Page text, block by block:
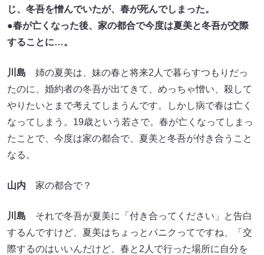
じ、冬吾を憎んでいたが、春が死んでしまった。
●春が亡くなった後、家の都合で今度は夏美と冬吾が交際
することに…。
川島 姉の夏美は、妹の春と将来2人で暮らすつもりだっ
たのに、婚約者の冬吾が出てきて、めっちゃ憎い、殺して
やりたいとまで考えてしまうんです。しかし病で春は亡く
なってしまう。19歳という若さで。春が亡くなってしまっ
たことで、今度は家の都合で、夏美と冬吾が付き合うこと
なる。
山内 家の都合で？
川島 それで冬吾が夏美に「付き合ってください」と告白
するんですけど、夏美はちょっとパニクってですね、「交
際するのはいいんだけど、春と2人で行った場所に自分を